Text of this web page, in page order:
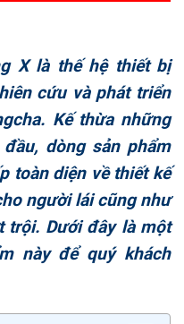
X là thế hệ thiết bị
cứu và phát triển
Kế thừa những
dòng sản phẩm
toàn diện về thiết kế
người lái cũng như
trội. Dưới đây là một
này để quý khách